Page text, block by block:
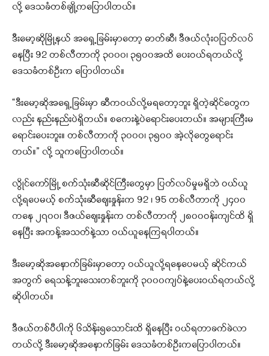
လို့ ဒေသခံတစ်ချို့ကပြောပါတယ်။
ဒီးမော့ဆိုမြို့နယ် အရှေ့ခြမ်းမှာတော့ ဓာတ်ဆီ၊ ဒီဇယ်လုံးဝပြတ်လပ်
နေပြီး 92 တစ်လီတာကို ၃၀၀၀၊ ၃၅၀၀အထိ ပေးဝယ်ရတယ်လို့
ဒေသခံတစ်ဦးက ပြောပါတယ်။
“ဒီးမော့ဆိုအရှေ့ခြမ်းမှာ ဆီကဝယ်လို့မရတော့ဘူး ရှိတဲ့ဆိုင်တွေက
လည်း နည်းနည်းပဲရှိတယ်။ စကေးနဲ့ပဲရောင်းပေးတယ်။ အများကြီးမ
ရောင်းပေးဘူး။ တစ်လီတာကို ၃၀၀၀၊ ၃၅၀၀ အဲ့လိုတွေရောင်း
တယ်။” လို့ သူကပြောပါတယ်။
လွိုင်ကော်မြို့ စက်သုံးဆီဆိုင်ကြီးတွေမှာ ပြတ်လပ်မှုမရှိဘဲ ဝယ်ယူ
လို့ရပေမယ့် စက်သုံးဆီဈေးနှုန်းက 92 ၊ 95 တစ်လီတာကို ၂၄၀၀
ကနေ ၂၇၀၀၊ ဒီဇယ်ဈေးနှုန်းက တစ်လီတာကို ၂၈၀၀ဝန်းကျင်ထိ ရှိ
နေပြီး အကန့်အသတ်နဲ့သာ ဝယ်ယူနေကြရပါတယ်။
ဒီးမော့ဆိုအနောက်ခြမ်းမှာတော့ ဝယ်ယူလို့ရနေပေမယ့် ဆိုင်ကယ်
အတွက် ရေသန့်ဘူးသေးတစ်ဘူးကို ၃၀၀၀ကျပ်နဲ့ပေးဝယ်ရတယ်လို့
ဆိုပါတယ်။
ဒီဇယ်တစ်ပီပါကို ၆သိန်း၅သောင်းထိ ရှိနေပြီး ဝယ်ရတာခက်ခဲလာ
တယ်လို့ ဒီးမော့ဆိုအနောက်ခြမ်း ဒေသခံတစ်ဦးကပြောပါတယ်။